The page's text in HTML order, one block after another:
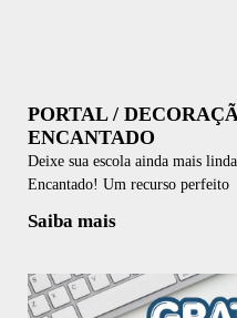
PORTAL /
ENCANTADO
Deixe sua escola ainda mais
Encantado! Um recurso perfeito
Saiba mais